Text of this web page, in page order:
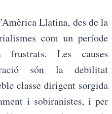
Llatina, des de la
com un període
frustrats. Les causes
són la debilitat
classe dirigent sorgida
i sobiranistes, i per